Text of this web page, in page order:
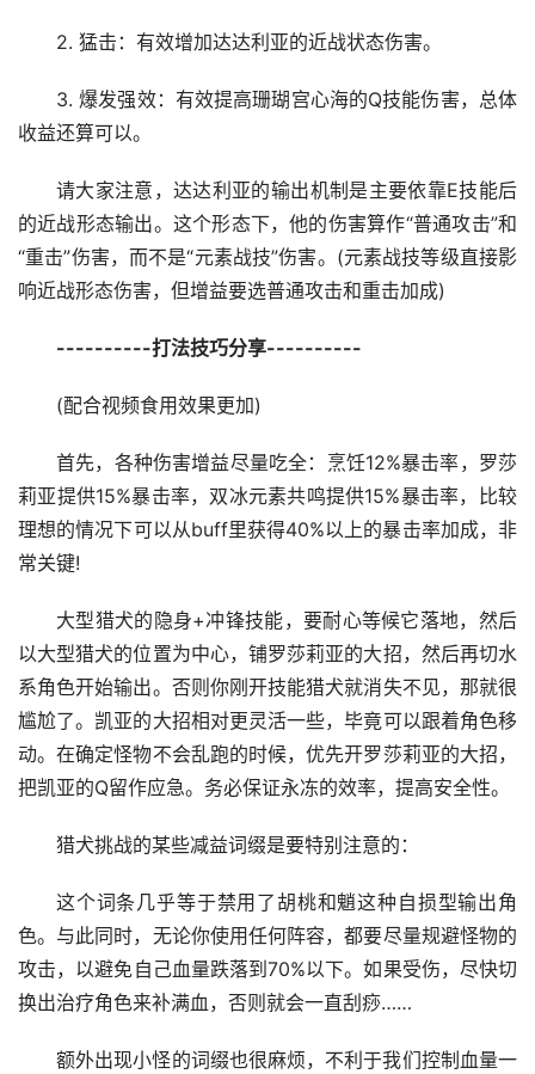
2. 猛击：有效增加达达利亚的近战状态伤害。
3. 爆发强效：有效提高珊瑚宫心海的Q技能伤害，总体
收益还算可以。
请大家注意，达达利亚的输出机制是主要依靠E技能后
的近战形态输出。这个形态下，他的伤害算作“普通攻击”和
“重击”伤害，而不是“元素战技”伤害。(元素战技等级直接影
响近战形态伤害，但增益要选普通攻击和重击加成)
----------打法技巧分享----------
(配合视频食用效果更加)
首先，各种伤害增益尽量吃全：烹饪12%暴击率，罗莎
莉亚提供15%暴击率，双冰元素共鸣提供15%暴击率，比较
理想的情况下可以从buff里获得40%以上的暴击率加成，非
常关键!
大型猎犬的隐身+冲锋技能，要耐心等候它落地，然后
以大型猎犬的位置为中心，铺罗莎莉亚的大招，然后再切水
系角色开始输出。否则你刚开技能猎犬就消失不见，那就很
尴尬了。凯亚的大招相对更灵活一些，毕竟可以跟着角色移
动。在确定怪物不会乱跑的时候，优先开罗莎莉亚的大招，
把凯亚的Q留作应急。务必保证永冻的效率，提高安全性。
猎犬挑战的某些减益词缀是要特别注意的：
这个词条几乎等于禁用了胡桃和魈这种自损型输出角
色。与此同时，无论你使用任何阵容，都要尽量规避怪物的
攻击，以避免自己血量跌落到70%以下。如果受伤，尽快切
换出治疗角色来补满血，否则就会一直刮痧……
额外出现小怪的词缀也很麻烦，不利于我们控制血量一